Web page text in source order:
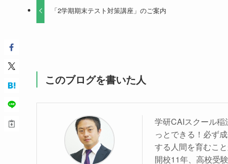
「2学期期末テスト対策講座」のご案内
このブログを書いた人
学研CAIスクール
っとできる！必ず
する人間を育むこと
開校11年、高校受